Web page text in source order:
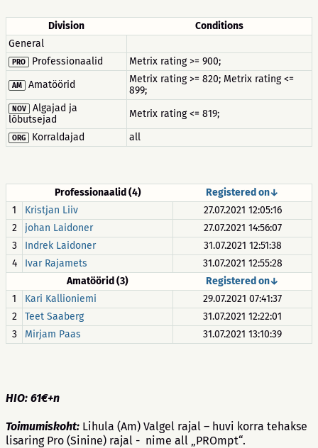
Division
Conditions
General
PRO Professionaalid Metrix rating >= 900;
AM Amatöörid
Metrix rating >= 820; Metrix rating <=
899;
NOV
Algajad ja
lõbutsejad
Metrix rating <= 819;
ORG Korraldajad all
Professionaalid (4)
Registered on↓
1
Kristjan Liiv
27.07.2021 12:05:16
2
johan Laidoner
27.07.2021 14:56:07
3
Indrek Laidoner
31.07.2021 12:51:38
4
Ivar Rajamets
31.07.2021 12:55:28
Amatöörid (3)
Registered on↓
1
Kari Kallioniemi
29.07.2021 07:41:37
2
Teet Saaberg
31.07.2021 12:22:01
3
Mirjam Paas 31.07.2021 13:10:39
HIO: 61€+n
Toimumiskoht: Lihula (Am) Valgel rajal – huvi korra tehakse
lisaring Pro (Sinine) rajal - nime all „PROmpt“.